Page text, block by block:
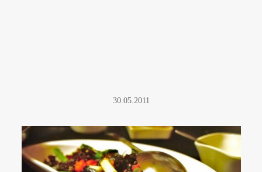
30.05.2011